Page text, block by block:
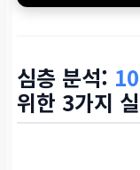
심층 분석:
위한 3가지